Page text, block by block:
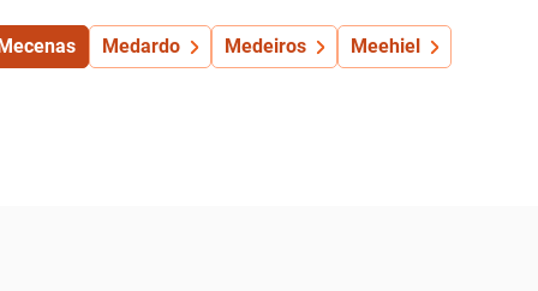
Medardo Medeiros Meehiel